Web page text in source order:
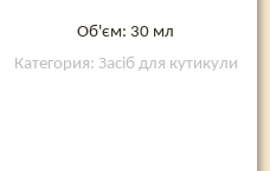
Об'єм: 30 мл
Категория: Засіб для кутикули